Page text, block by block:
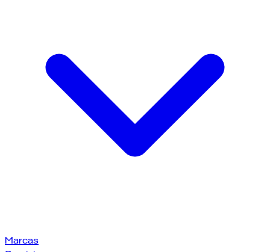
Marcas